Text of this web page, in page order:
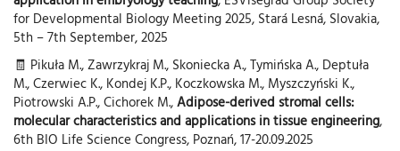
for Developmental Biology Meeting 2025, Stará Lesná, Slovakia,
5th – 7th September, 2025
🧾 Pikuła M., Zawrzykraj M., Skoniecka A., Tymińska A., Deptuła
M., Czerwiec K., Kondej K.P., Koczkowska M., Myszczyński K.,
Piotrowski A.P., Cichorek M.,Adipose-derived stromal cells:
molecular characteristics and applications in tissue engineering,
6th BIO Life Science Congress, Poznań, 17-20.09.2025